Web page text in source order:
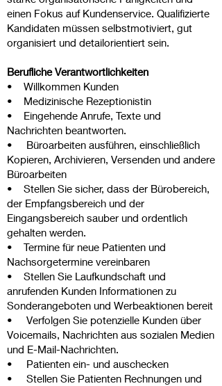
einen Fokus auf Kundenservice. Qualifizierte
Kandidaten müssen selbstmotiviert, gut
organisiert und detailorientiert sein.
Berufliche Verantwortlichkeiten
• Willkommen Kunden
• Medizinische Rezeptionistin
• Eingehende Anrufe, Texte und
Nachrichten beantworten.
• Büroarbeiten ausführen, einschließlich
Kopieren, Archivieren, Versenden und andere
Büroarbeiten
• Stellen Sie sicher, dass der Bürobereich,
der Empfangsbereich und der
Eingangsbereich sauber und ordentlich
gehalten werden.
• Termine für neue Patienten und
Nachsorgetermine vereinbaren
• Stellen Sie Laufkundschaft und
anrufenden Kunden Informationen zu
Sonderangeboten und Werbeaktionen bereit
• Verfolgen Sie potenzielle Kunden über
Voicemails, Nachrichten aus sozialen Medien
und E-Mail-Nachrichten.
• Patienten ein- und auschecken
• Stellen Sie Patienten Rechnungen und